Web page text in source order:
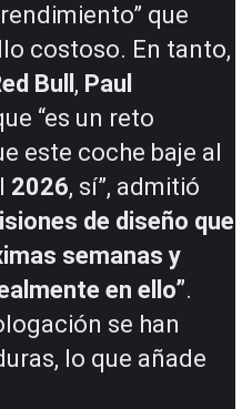
que
costoso. En tanto,
Bull , Paul
“es un reto
este coche baje al
2026, sí”, admitió
de diseño que
semanas y
en ello”.
se han
lo que añade